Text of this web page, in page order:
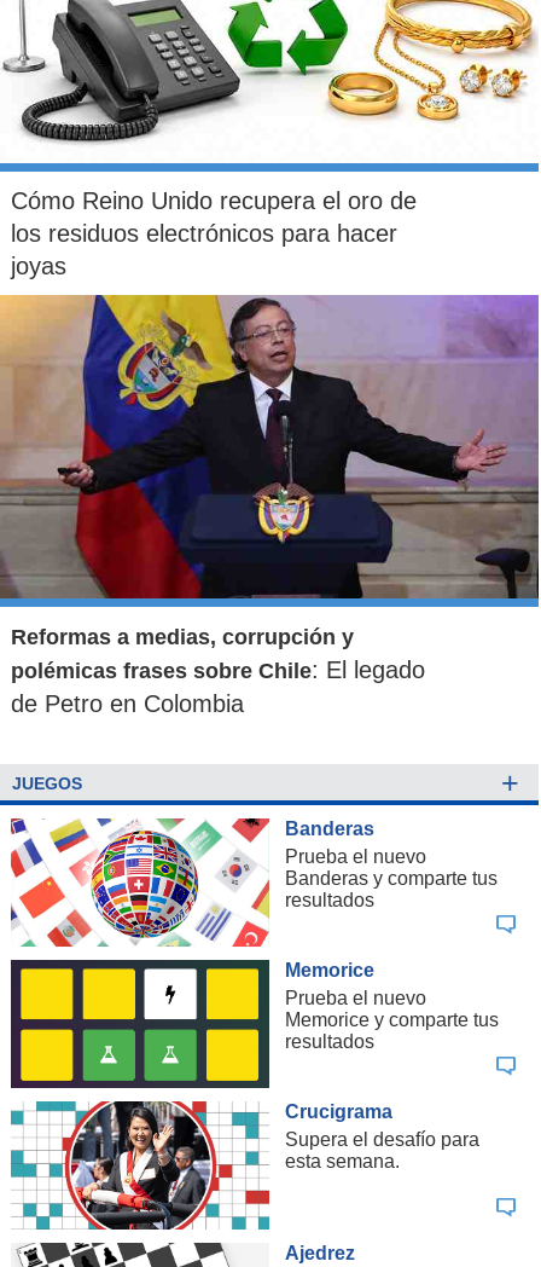
Cómo Reino Unido recupera el oro de
los residuos electrónicos para hacer
joyas
Reformas a medias, corrupción y
polémicas frases sobre Chile: El legado
de Petro en Colombia
JUEGOS +
Banderas
Prueba el nuevo
Banderas y comparte tus
resultados
Memorice
Prueba el nuevo
Memorice y comparte tus
resultados
Crucigrama
Supera el desafío para
esta semana.
Ajedrez